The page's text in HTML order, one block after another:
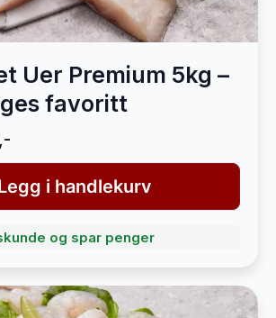
Uer Premium 5kg –
favoritt
i handlekurv
og spar penger